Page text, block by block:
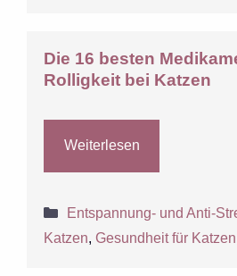
Die 16 besten
Rolligkeit bei Katzen
Weiterlesen
Kategorien
Entspannung- und Anti-
Katzen,Gesundheit für Katzen